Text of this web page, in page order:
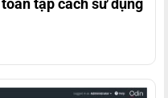
tập cách sử dụng